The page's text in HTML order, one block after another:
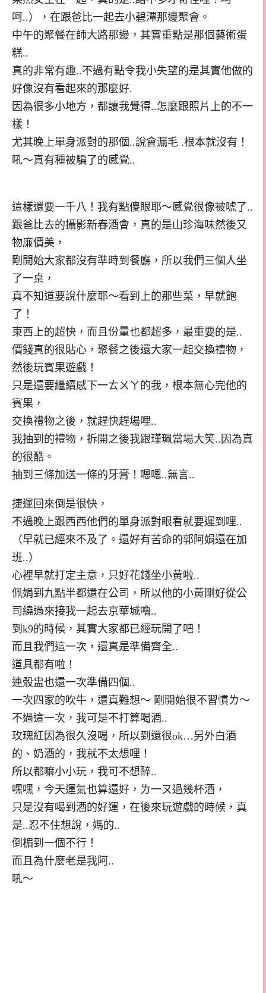
呵..），在跟爸比一起去小碧潭那邊聚會。
中午的聚餐在師大路那邊，其實重點是那個藝術蛋
糕..
真的非常有趣..不過有點令我小失望的是其實他做的
好像沒有看起來的那麼好.
因為很多小地方，都讓我覺得..怎麼跟照片上的不一
樣！
尤其晚上單身派對的那個..說會漏毛 .根本就沒有！
吼～真有種被騙了的感覺..
這樣還要一千八！我有點傻眼耶～感覺很像被唬了..
跟爸比去的攝影新春酒會，真的是山珍海味然後又
物廉價美，
剛開始大家都沒有準時到餐廳，所以我們三個人坐
了一桌，
真不知道要說什麼耶～看到上的那些菜，早就飽
了！
東西上的超快，而且份量也都超多，最重要的是..
價錢真的很貼心，聚餐之後還大家一起交換禮物，
然後玩賓果遊戲！
只是還要繼續感下一ㄊㄨㄚ的我，根本無心完他的
賓果，
交換禮物之後，就趕快趕場哩..
我抽到的禮物，拆開之後我跟瑾珮當場大笑..因為真
的很酷。
抽到三條加送一條的牙膏！嗯嗯..無言..
捷運回來倒是很快，
不過晚上跟西西他們的單身派對眼看就要遲到哩..
（早就已經來不及了。還好有苦命的郭阿娟還在加
班..）
心裡早就打定主意，只好花錢坐小黃啦..
佩娟到九點半都還在公司，所以他的小黃剛好從公
司繞過來接我一起去京華城嚕..
到k9的時候，其實大家都已經玩開了吧！
而且我們這一次，還真是準備齊全..
道具都有啦！
連骰盅也還一次準備四個..
一次四家的吹牛，還真難想～ 剛開始很不習慣ㄌ～
不過這一次，我可是不打算喝酒..
玫瑰紅因為很久沒喝，所以到還很ok…另外白酒
的、奶酒的，我就不太想哩！
所以都嘛小小玩，我可不想醉..
嘿嘿，今天運氣也算還好，ㄌ一ㄡ過幾杯酒，
只是沒有喝到酒的好運，在後來玩遊戲的時候，真
是..忍不住想說，媽的..
倒楣到一個不行！
而且為什麼老是我阿..
吼～